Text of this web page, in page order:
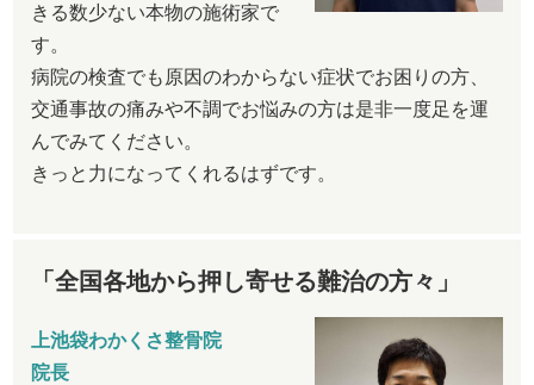
きる数少ない本物の施術家で
す。
病院の検査でも原因のわからない症状でお困りの方、
交通事故の痛みや不調でお悩みの方は是非一度足を運
んでみてください。
きっと力になってくれるはずです。
「全国各地から押し寄せる難治の方々」
上池袋わかくさ整骨院
院長